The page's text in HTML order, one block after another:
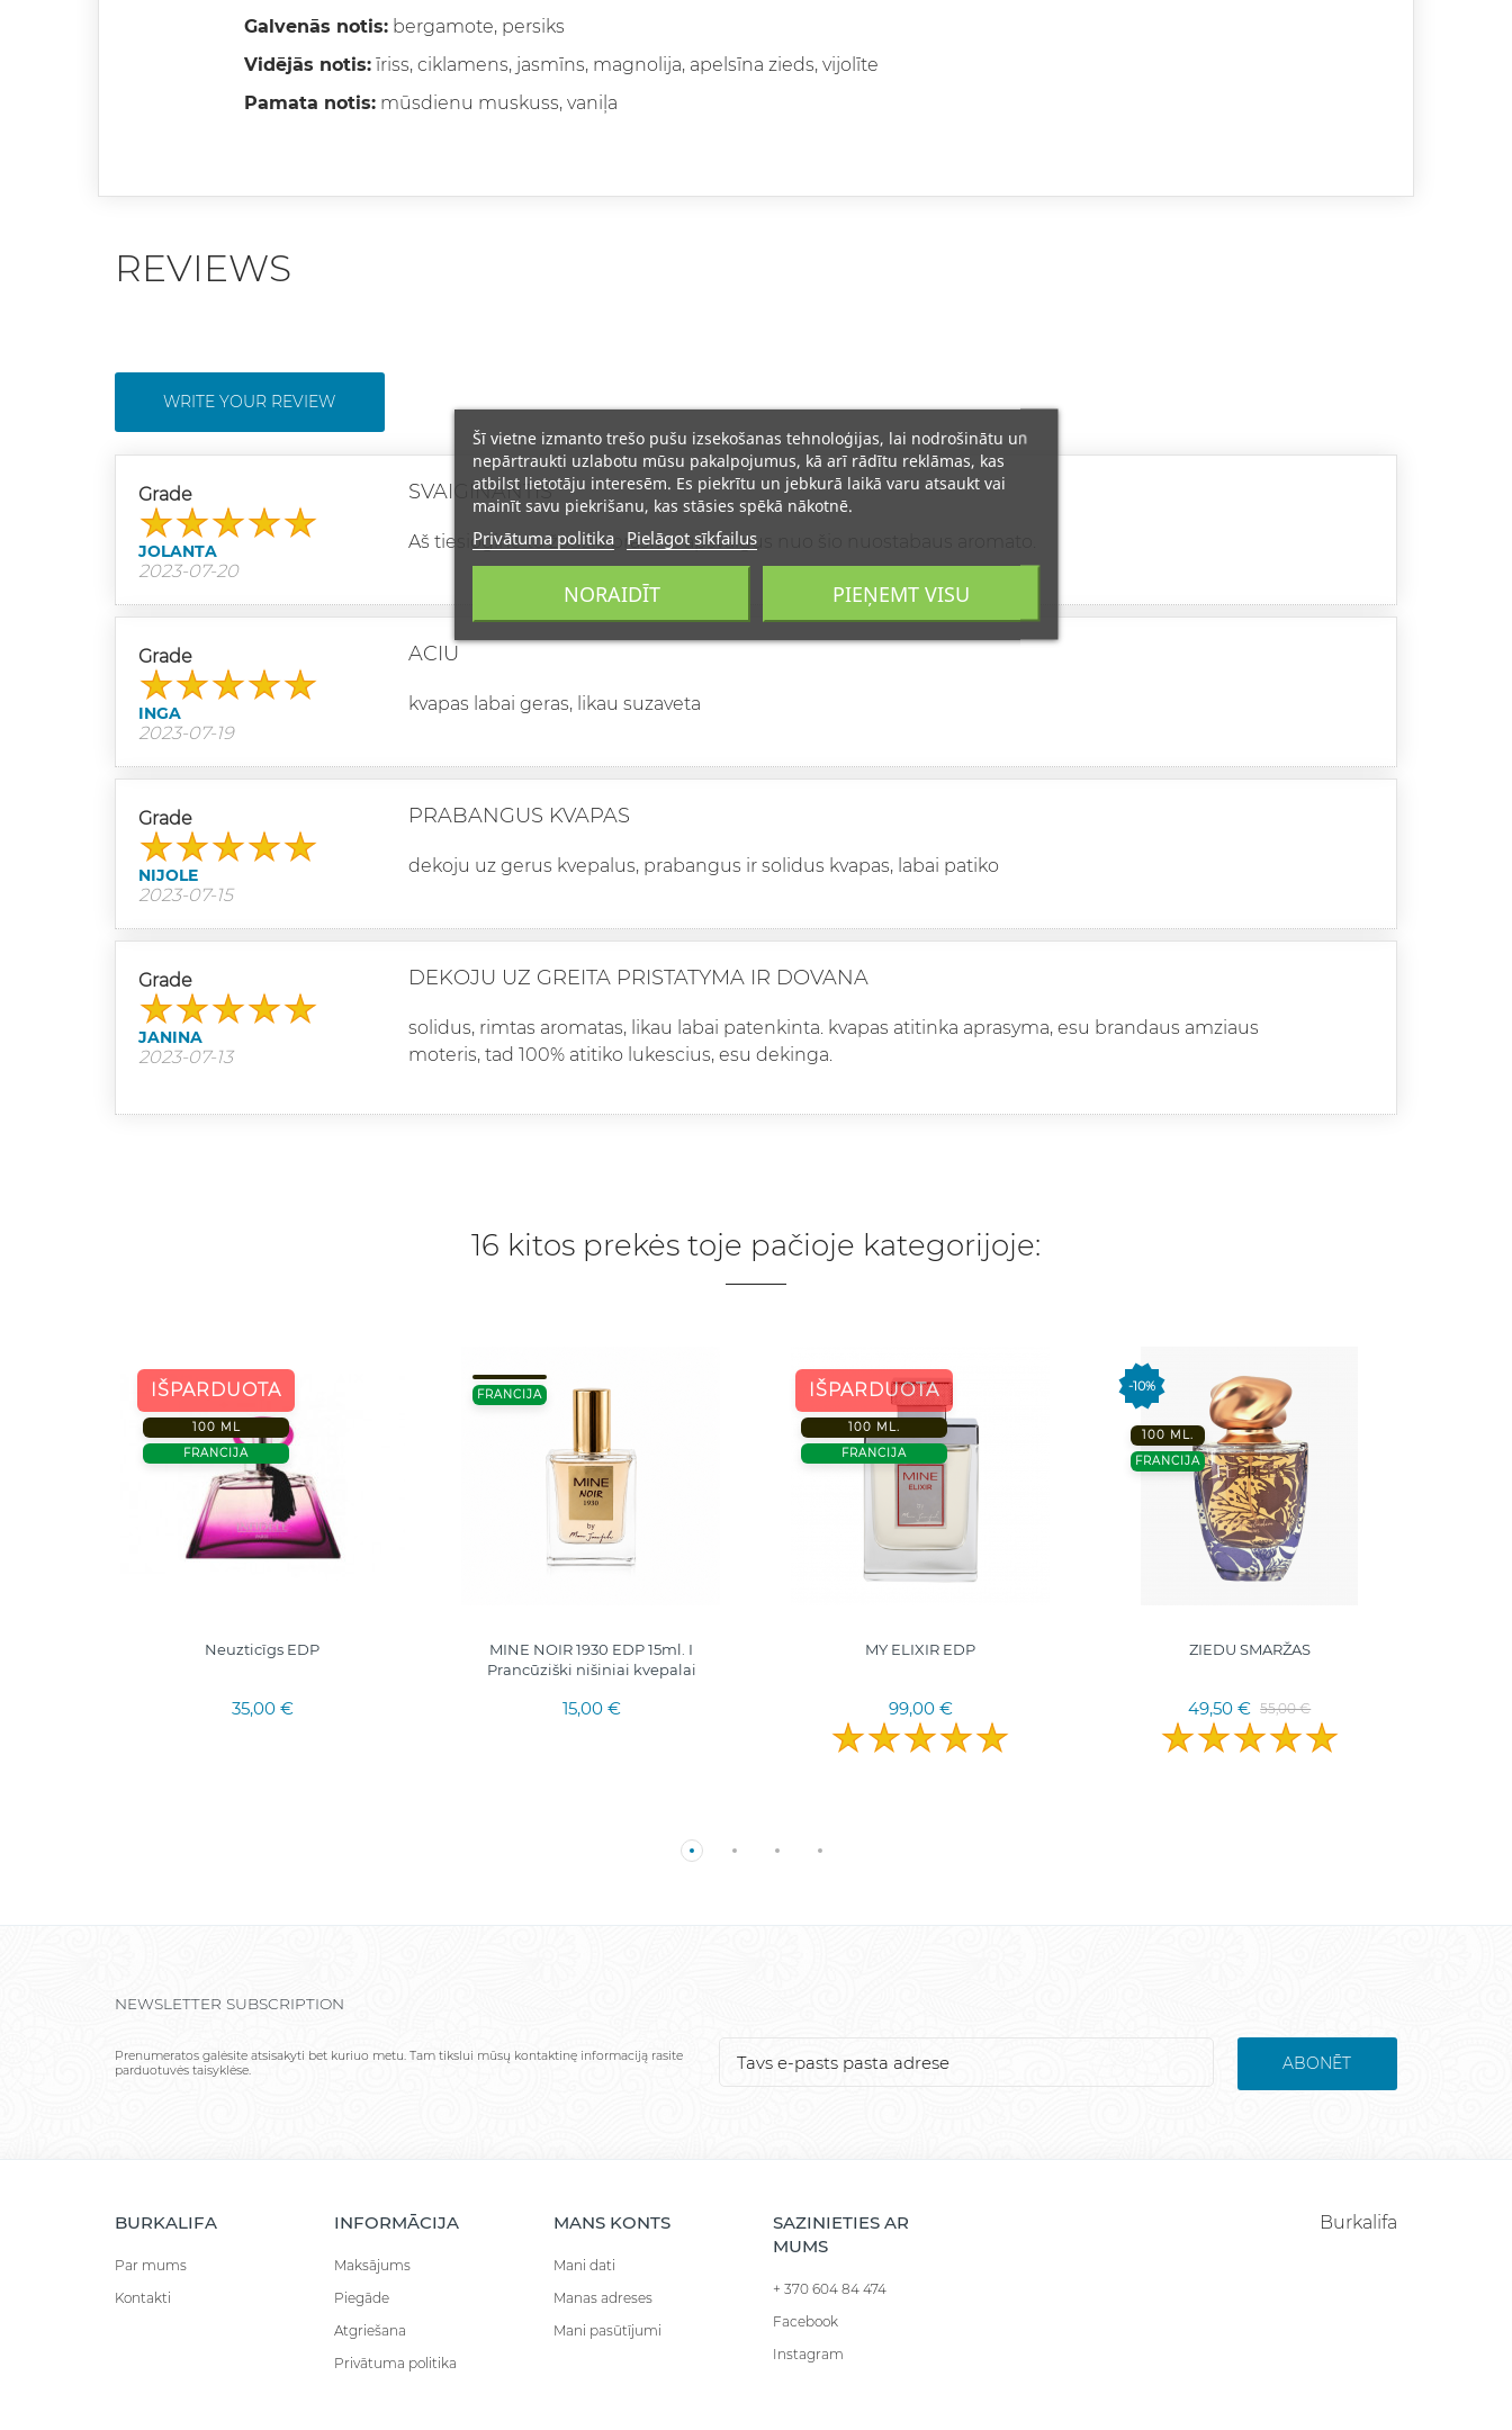
Galvenās notis: bergamote, persiks
Vidējās notis: īriss, ciklamens, jasmīns, magnolija, apelsīna zieds, vijolīte
Pamata notis: mūsdienu muskuss, vaniļa
REVIEWS
WRITE YOUR REVIEW
Grade
JOLANTA
2023-07-20
SVAIGINANTIS
Aš tiesiogine to žodžio prasme apsvaigus nuo šio nuostabaus aromato.
Grade
INGA
2023-07-19
ACIU
kvapas labai geras, likau suzaveta
Grade
NIJOLE
2023-07-15
PRABANGUS KVAPAS
dekoju uz gerus kvepalus, prabangus ir solidus kvapas, labai patiko
Grade
JANINA
2023-07-13
DEKOJU UZ GREITA PRISTATYMA IR DOVANA
solidus, rimtas aromatas, likau labai patenkinta. kvapas atitinka aprasyma, esu brandaus amziaus
moteris, tad 100% atitiko lukescius, esu dekinga.
16 kitos prekės toje pačioje kategorijoje:
IŠPARDUOTA
100 ML
FRANCIJA
Neuzticīgs EDP
35,00 €
FRANCIJA
MINE NOIR 1930 EDP 15ml. I
Prancūziški nišiniai kvepalai
15,00 €
IŠPARDUOTA
100 ML.
FRANCIJA
MY ELIXIR EDP
99,00 €
-10%
100 ML.
FRANCIJA
ZIEDU SMARŽAS
49,50 € 55,00 €
NEWSLETTER SUBSCRIPTION
Prenumeratos galėsite atsisakyti bet kuriuo metu. Tam tikslui mūsų kontaktinę informaciją rasite
parduotuvės taisyklėse.
ABONĒT
BURKALIFA
Par mums
Kontakti
INFORMĀCIJA
Maksājums
Piegāde
Atgriešana
Privātuma politika
MANS KONTS
Mani dati
Manas adreses
Mani pasūtījumi
SAZINIETIES AR
MUMS
+ 370 604 84 474
Facebook
Instagram
Burkalifa
Šī vietne izmanto trešo pušu izsekošanas tehnoloģijas, lai nodrošinātu un
nepārtraukti uzlabotu mūsu pakalpojumus, kā arī rādītu reklāmas, kas
atbilst lietotāju interesēm. Es piekrītu un jebkurā laikā varu atsaukt vai
mainīt savu piekrišanu, kas stāsies spēkā nākotnē.
Privātuma politika Pielāgot sīkfailus
NORAIDĪT PIEŅEMT VISU